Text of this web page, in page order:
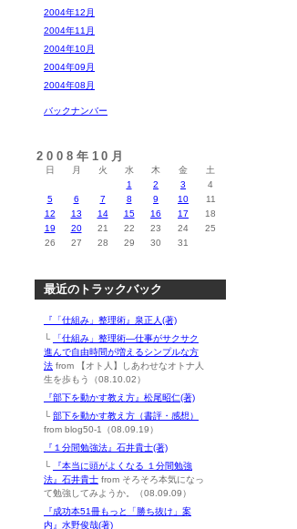
2004年12月
2004年11月
2004年10月
2004年09月
2004年08月
バックナンバー
2008年10月
日 月 火 水 木 金
土
1
2 3
4
5
6 7 8 9 10
11
12
13 14 15 16 17
18
19
20 21 22 23 24
25
26
27 28 29 30 31
最近のトラックバック
『「仕組み」整理術』泉正人(著)
└
「仕組み」整理術―仕事がサクサク
進んで自由時間が増えるシンプルな方
法 from 【オト人】しあわせなオトナ人
生を歩もう（08.10.02）
『部下を動かす教え方』松尾昭仁(著)
└ 部下を動かす教え方（書評・感想）
from blog50-1（08.09.19）
『１分間勉強法』石井貴士(著)
└
『本当に頭がよくなる １分間勉強
法』石井貴士 from そろそろ本気になっ
て勉強してみようか。（08.09.09）
『成功本51冊もっと「勝ち抜け」案
内』水野俊哉(著)